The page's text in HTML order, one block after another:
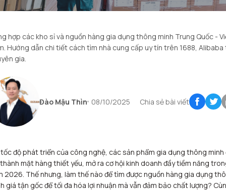
hợp các kho sỉ và nguồn hàng gia dụng thông minh Trung Quốc -
Hướng dẫn chi tiết cách tìm nhà cung cấp uy tín trên 1688, Alibaba
gia.
Đào Mậu Thìn 08/10/2025 Chia sẻ bài viết
độ phát triển của công nghệ, các sản phẩm gia dụng thông minh
mặt hàng thiết yếu, mở ra cơ hội kinh doanh đầy tiềm năng
2026. Thế nhưng, làm thế nào để tìm được nguồn hàng gia dụng
giá tận gốc để tối đa hóa lợi nhuận mà vẫn đảm bảo chất lượng?